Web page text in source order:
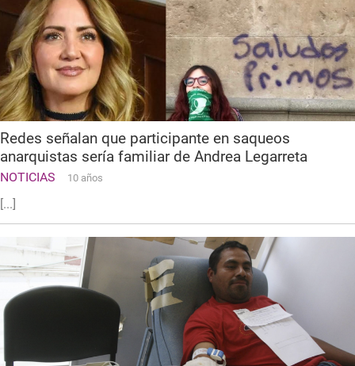
Redes señalan que participante en saqueos
anarquistas sería familiar de Andrea Legarreta
NOTICIAS 10 años
[...]